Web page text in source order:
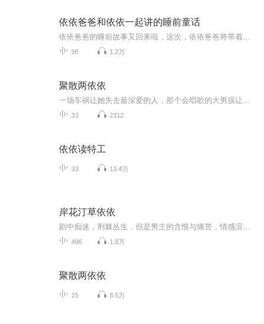
依依爸爸和依依一起讲的睡前童话
98 1.2万
聚散两依依
33 2312
依依读特工
33 13.4万
岸花汀草依依
496 1.8万
聚散两依依
15 8.5万